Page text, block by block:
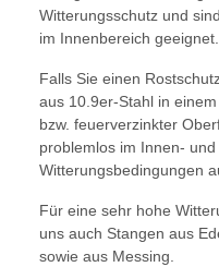
Witterungsschutz und
im Innenbereich geeignet.
Falls Sie einen
aus 10.9er-Stahl in
bzw. feuerverzinkter
problemlos im Innen-
Witterungsbedingungen
Für eine sehr hohe
uns auch Stangen aus
sowie aus Messing.